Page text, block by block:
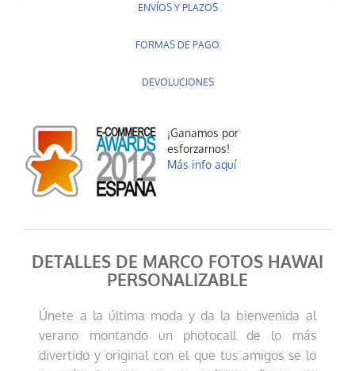
ENVÍOS Y PLAZOS
FORMAS DE PAGO
DEVOLUCIONES
¡Ganamos por
esforzarnos!
Más info aquí
DETALLES DE MARCO FOTOS HAWAI
PERSONALIZABLE
Únete a la última moda y da la bienvenida al
verano montando un photocall de lo más
divertido y original con el que tus amigos se lo